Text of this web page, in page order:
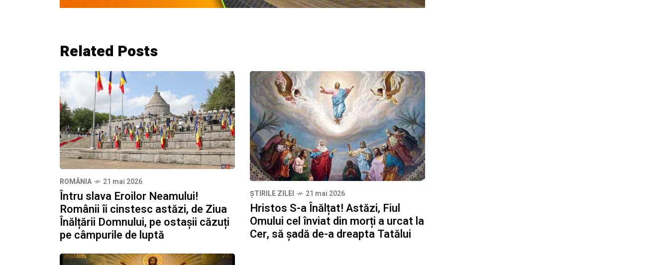
Related Posts
ROMÂNIA 21 mai 2026
Întru slava Eroilor Neamului!
Românii îi cinstesc astăzi, de Ziua
Înălțării Domnului, pe ostașii căzuți
pe câmpurile de luptă
ȘTIRILE ZILEI 21 mai 2026
Hristos S-a Înălțat! Astăzi, Fiul
Omului cel înviat din morți a urcat la
Cer, să șadă de-a dreapta Tatălui